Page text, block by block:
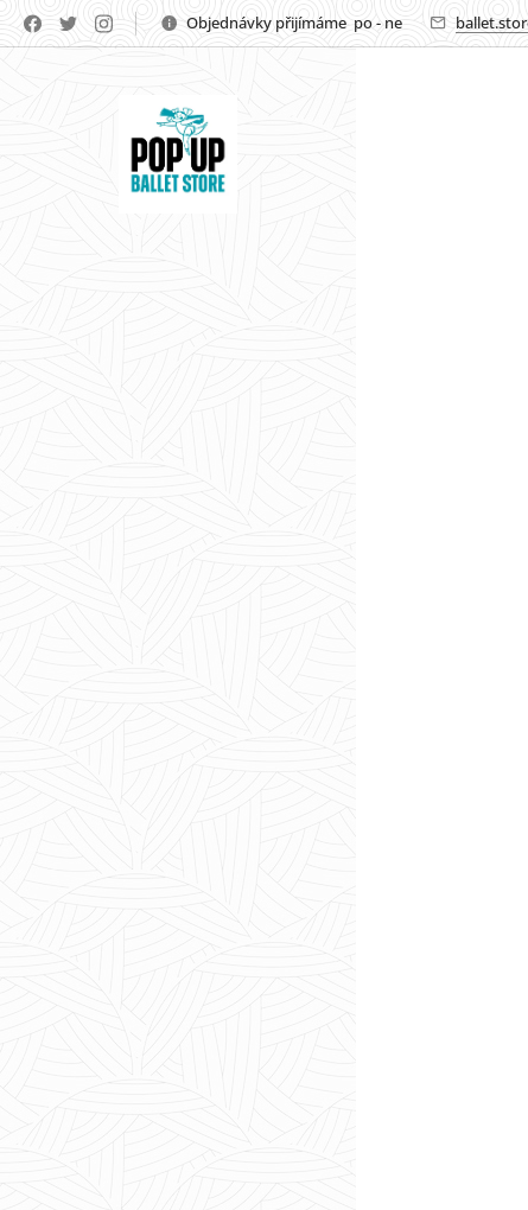
https://www.popupballetstore.cz/home/
Objednávky přijímáme po - ne